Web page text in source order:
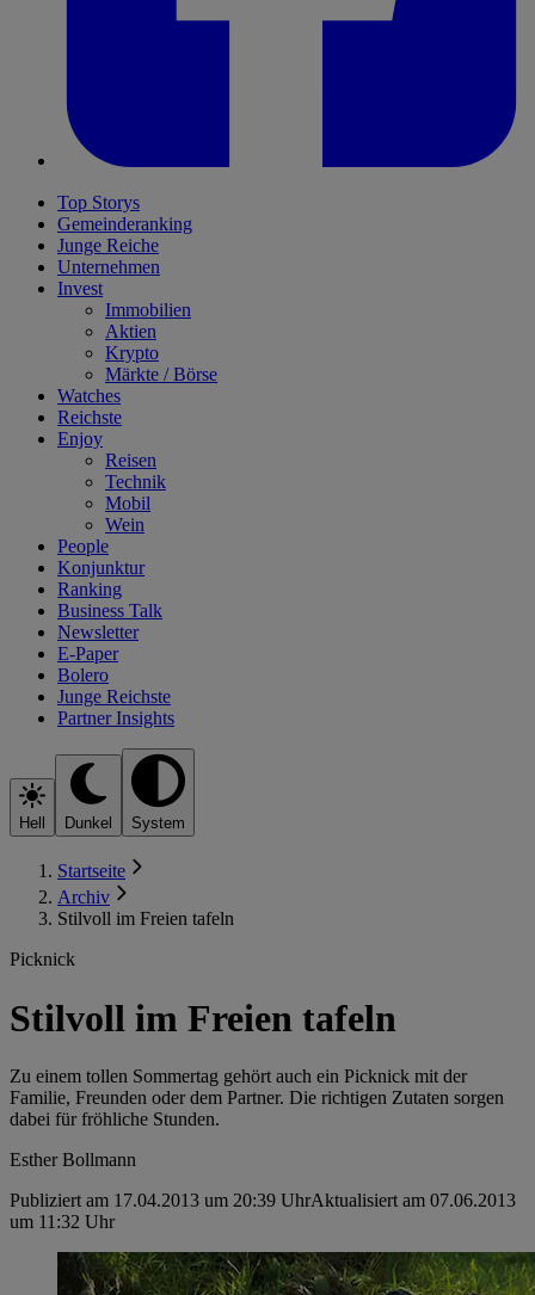
Top Storys
Gemeinderanking
Junge Reiche
Unternehmen
Invest
Immobilien
Aktien
Krypto
Märkte / Börse
Watches
Reichste
Enjoy
Reisen
Technik
Mobil
Wein
People
Konjunktur
Ranking
Business Talk
Newsletter
E-Paper
Bolero
Junge Reichste
Partner Insights
Hell Dunkel System
Startseite
Archiv
Stilvoll im Freien tafeln
Picknick
Stilvoll im Freien tafeln
Zu einem tollen Sommertag gehört auch ein Picknick mit der
Familie, Freunden oder dem Partner. Die richtigen Zutaten sorgen
dabei für fröhliche Stunden.
Esther Bollmann
Publiziert am 17.04.2013 um 20:39 UhrAktualisiert am 07.06.2013
um 11:32 Uhr